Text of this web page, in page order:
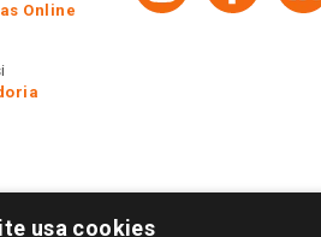
Online
usa cookies